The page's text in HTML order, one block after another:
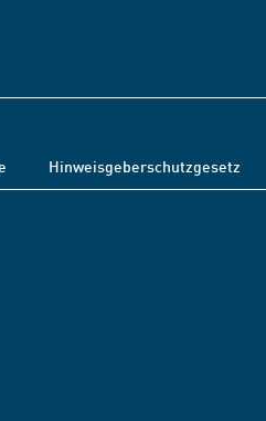
Hinweisgeberschutzgesetz